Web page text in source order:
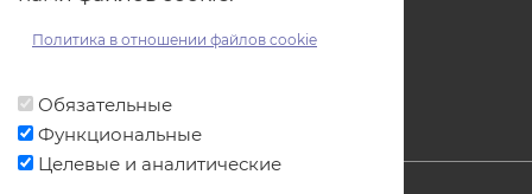
Политика обработки персональных
данных для мероприятий
Политика в отношении файлов cookie
Обязательные
Функциональные
Целевые и аналитические